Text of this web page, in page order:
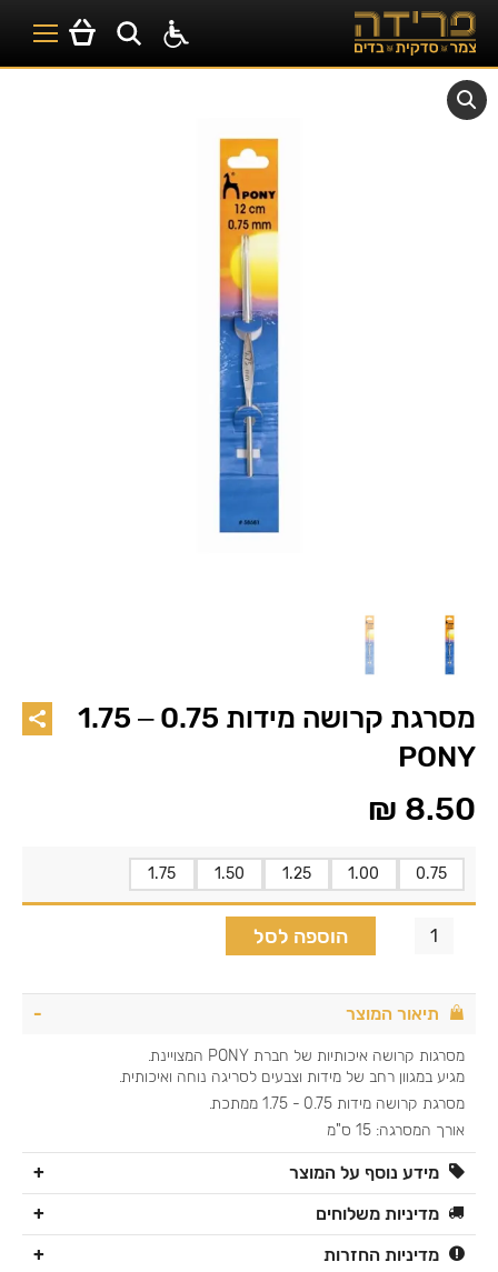
מסרגת קרושה מידות 0.75 – 1.75
PONY
₪ 8.50
0.75
1.00
1.25
1.50
1.75
הוספה לסל
תיאור המוצר
מסרגות קרושה איכותיות של חברת PONY המצויינת.
מגיע במגוון רחב של מידות וצבעים לסריגה נוחה ואיכותית.
מסרגת קרושה מידות 0.75 - 1.75 ממתכת.
אורך המסרגה: 15 ס"מ
מידע נוסף על המוצר
מדיניות משלוחים
מדיניות החזרות